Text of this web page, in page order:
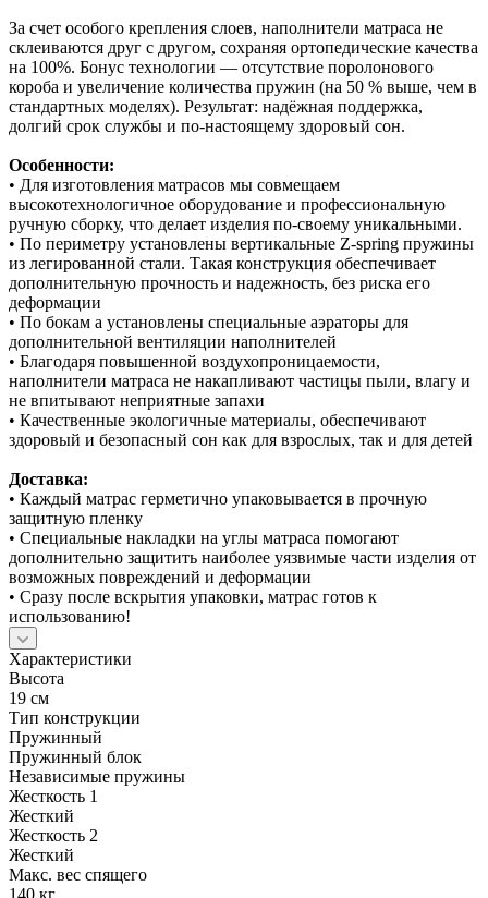
За счет особого крепления слоев, наполнители матраса не
склеиваются друг с другом, сохраняя ортопедические качества
на 100%. Бонус технологии — отсутствие поролонового
короба и увеличение количества пружин (на 50 % выше, чем в
стандартных моделях). Результат: надёжная поддержка,
долгий срок службы и по‑настоящему здоровый сон.
Особенности:
• Для изготовления матрасов мы совмещаем
высокотехнологичное оборудование и профессиональную
ручную сборку, что делает изделия по-своему уникальными.
• По периметру установлены вертикальные Z-spring пружины
из легированной стали. Такая конструкция обеспечивает
дополнительную прочность и надежность, без риска его
деформации
• По бокам а установлены специальные аэраторы для
дополнительной вентиляции наполнителей
• Благодаря повышенной воздухопроницаемости,
наполнители матраса не накапливают частицы пыли, влагу и
не впитывают неприятные запахи
• Качественные экологичные материалы, обеспечивают
здоровый и безопасный сон как для взрослых, так и для детей
Доставка:
• Каждый матрас герметично упаковывается в прочную
защитную пленку
• Специальные накладки на углы матраса помогают
дополнительно защитить наиболее уязвимые части изделия от
возможных повреждений и деформации
• Сразу после вскрытия упаковки, матрас готов к
использованию!
Характеристики
Высота
19 см
Тип конструкции
Пружинный
Пружинный блок
Независимые пружины
Жесткость 1
Жесткий
Жесткость 2
Жесткий
Макс. вес спящего